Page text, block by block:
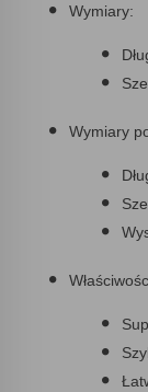
Wymiary:
Wymiary